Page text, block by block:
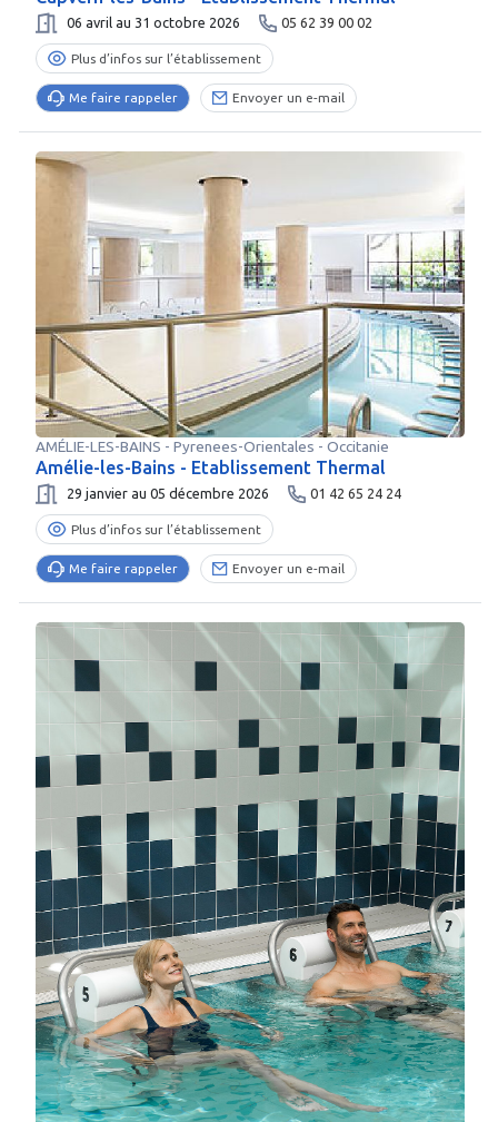
06 avril au 31 octobre 2026 05 62 39 00 02
Plus d’infos sur l’établissement
Me faire rappeler Envoyer un e-mail
AMÉLIE-LES-BAINS - Pyrenees-Orientales - Occitanie
Amélie-les-Bains - Etablissement Thermal
29 janvier au 05 décembre 2026 01 42 65 24 24
Plus d’infos sur l’établissement
Me faire rappeler Envoyer un e-mail